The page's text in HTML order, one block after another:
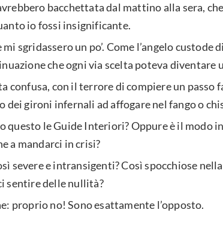
bacchettata dal mattino alla sera,
io fossi insignificante.
sgridassero un po’. Come l’angelo custode
che ogni via scelta poteva diventare
confusa, con il terrore di compiere un passo
dei gironi infernali ad affogare nel fango o
questo le Guide Interiori? Oppure è il modo
a mandarci in crisi?
severe e intransigenti? Così spocchiose
sentire delle nullità?
proprio no! Sono esattamente l’opposto.